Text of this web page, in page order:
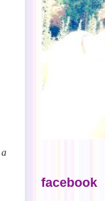
a
facebook